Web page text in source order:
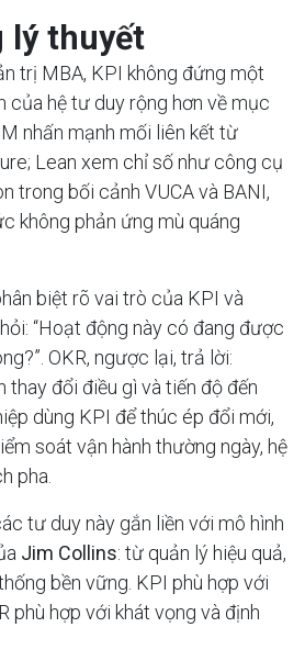
lý thuyết
trị MBA, KPI không đứng một
của hệ tư duy rộng hơn về mục
nhấn mạnh mối liên kết từ
Lean xem chỉ số như công cụ
trong bối cảnh VUCA và BANI,
không phản ứng mù quáng
biệt rõ vai trò của KPI và
“Hoạt động này có đang được
OKR, ngược lại, trả lời:
thay đổi điều gì và tiến độ đến
dùng KPI để thúc ép đổi mới,
soát vận hành thường ngày, hệ
pha.
tư duy này gắn liền với mô hình
Jim Collins: từ quản lý hiệu quả,
bền vững. KPI phù hợp với
phù hợp với khát vọng và định